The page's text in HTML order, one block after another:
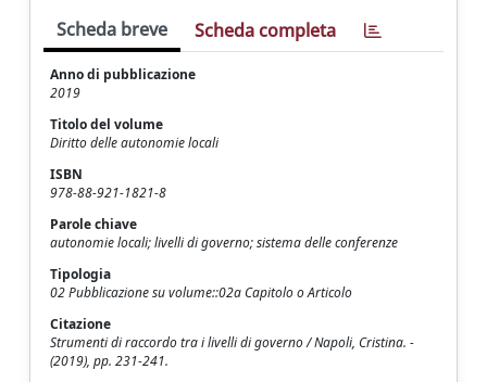
Scheda breve Scheda completa
Anno di pubblicazione
2019
Titolo del volume
Diritto delle autonomie locali
ISBN
978-88-921-1821-8
Parole chiave
autonomie locali; livelli di governo; sistema delle conferenze
Tipologia
02 Pubblicazione su volume::02a Capitolo o Articolo
Citazione
Strumenti di raccordo tra i livelli di governo / Napoli, Cristina. -
(2019), pp. 231-241.